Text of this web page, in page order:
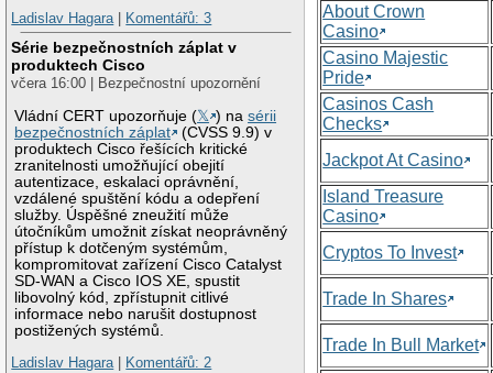
Ladislav Hagara| Komentářů: 3
Série bezpečnostních záplat v
produktech Cisco
včera 16:00 | Bezpečnostní upozornění
Vládní CERT upozorňuje (𝕏 ) nasérii
bezpečnostních záplat
(CVSS 9.9) v
produktech Cisco řešících kritické
zranitelnosti umožňující obejití
autentizace, eskalaci oprávnění,
vzdálené spuštění kódu a odepření
služby. Úspěšné zneužití může
útočníkům umožnit získat neoprávněný
přístup k dotčeným systémům,
kompromitovat zařízení Cisco Catalyst
SD-WAN a Cisco IOS XE, spustit
libovolný kód, zpřístupnit citlivé
informace nebo narušit dostupnost
postižených systémů.
Ladislav Hagara| Komentářů: 2
About Crown
Casino
Casino Majestic
Pride
Casinos Cash
Checks
Jackpot At Casino
Island Treasure
Casino
Cryptos To Invest
Trade In Shares
Trade In Bull Market